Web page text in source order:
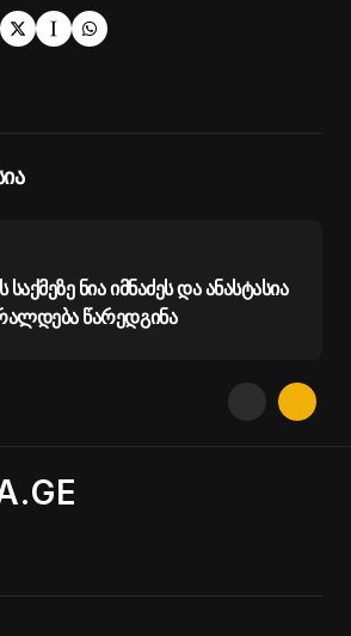
ნია იმნაძეს და ანასტასია
წარედგინა